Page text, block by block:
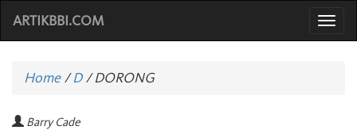
ARTIKBBI.COM
Home/D /DORONG
Barry Cade